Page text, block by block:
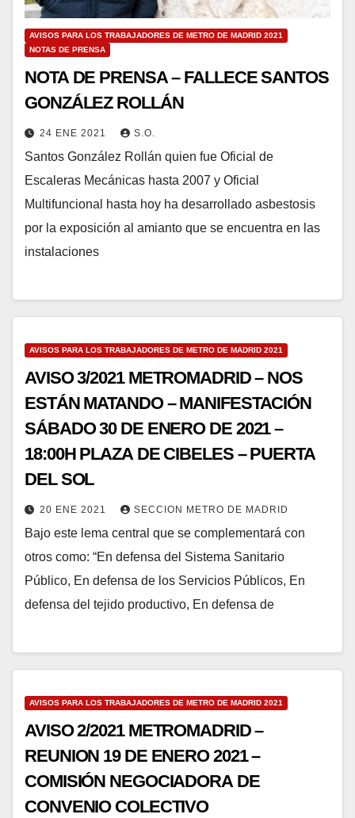
AVISOS PARA LOS TRABAJADORES DE METRO DE MADRID 2021
NOTAS DE PRENSA
NOTA DE PRENSA – FALLECE SANTOS
GONZÁLEZ ROLLÁN
24 ENE 2021 S.O.
Santos González Rollán quien fue Oficial de
Escaleras Mecánicas hasta 2007 y Oficial
Multifuncional hasta hoy ha desarrollado asbestosis
por la exposición al amianto que se encuentra en las
instalaciones
AVISOS PARA LOS TRABAJADORES DE METRO DE MADRID 2021
AVISO 3/2021 METROMADRID – NOS
ESTÁN MATANDO – MANIFESTACIÓN
SÁBADO 30 DE ENERO DE 2021 –
18:00H PLAZA DE CIBELES – PUERTA
DEL SOL
20 ENE 2021 SECCION METRO DE MADRID
Bajo este lema central que se complementará con
otros como: “En defensa del Sistema Sanitario
Público, En defensa de los Servicios Públicos, En
defensa del tejido productivo, En defensa de
AVISOS PARA LOS TRABAJADORES DE METRO DE MADRID 2021
AVISO 2/2021 METROMADRID –
REUNION 19 DE ENERO 2021 –
COMISIÓN NEGOCIADORA DE
CONVENIO COLECTIVO